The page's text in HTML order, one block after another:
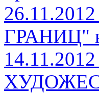
ГРАНИЦ"